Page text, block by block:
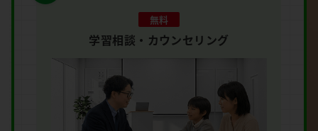
無料
学習相談・カウンセリング